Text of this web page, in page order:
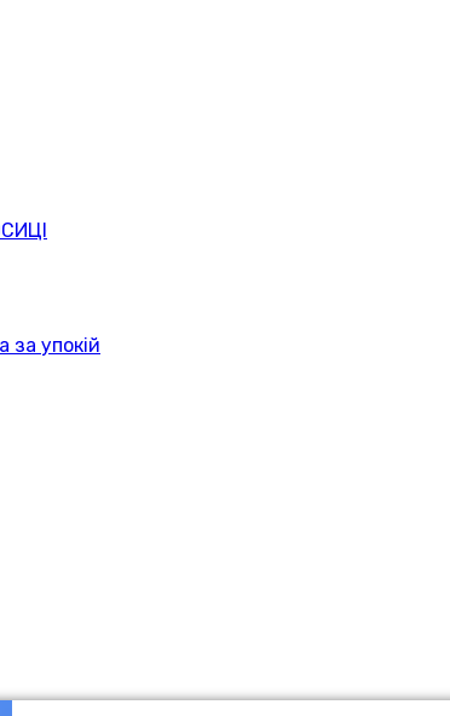
за упокій